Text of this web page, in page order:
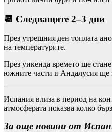
📆 Следващите 2–3 дни
През утрешния ден топлата
на температурите.
През уикенда времето ще
южните части и Андалусия ще
Испания влиза в период на
атмосферата показва колко
За още новини от